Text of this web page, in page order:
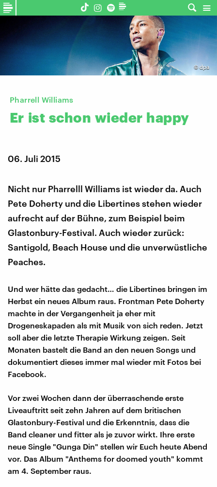
© dpa
Pharrell Williams
Er ist schon wieder happy
06. Juli 2015
Nicht nur Pharrelll Williams ist wieder da. Auch
Pete Doherty und die Libertines stehen wieder
aufrecht auf der Bühne, zum Beispiel beim
Glastonbury-Festival. Auch wieder zurück:
Santigold, Beach House und die unverwüstliche
Peaches.
Und wer hätte das gedacht… die Libertines bringen im
Herbst ein neues Album raus. Frontman Pete Doherty
machte in der Vergangenheit ja eher mit
Drogeneskapaden als mit Musik von sich reden. Jetzt
soll aber die letzte Therapie Wirkung zeigen. Seit
Monaten bastelt die Band an den neuen Songs und
dokumentiert dieses immer mal wieder mit Fotos bei
Facebook.
Vor zwei Wochen dann der überraschende erste
Liveauftritt seit zehn Jahren auf dem britischen
Glastonbury-Festival und die Erkenntnis, dass die
Band cleaner und fitter als je zuvor wirkt. Ihre erste
neue Single "Gunga Din" stellen wir Euch heute Abend
vor. Das Album "Anthems for doomed youth" kommt
am 4. September raus.